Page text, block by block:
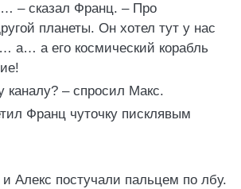
– сказал Франц. – Про
планеты. Он хотел тут у нас
а… а его космический корабль
каналу? – спросил Макс.
Франц чуточку писклявым
Алекс постучали пальцем по лбу.